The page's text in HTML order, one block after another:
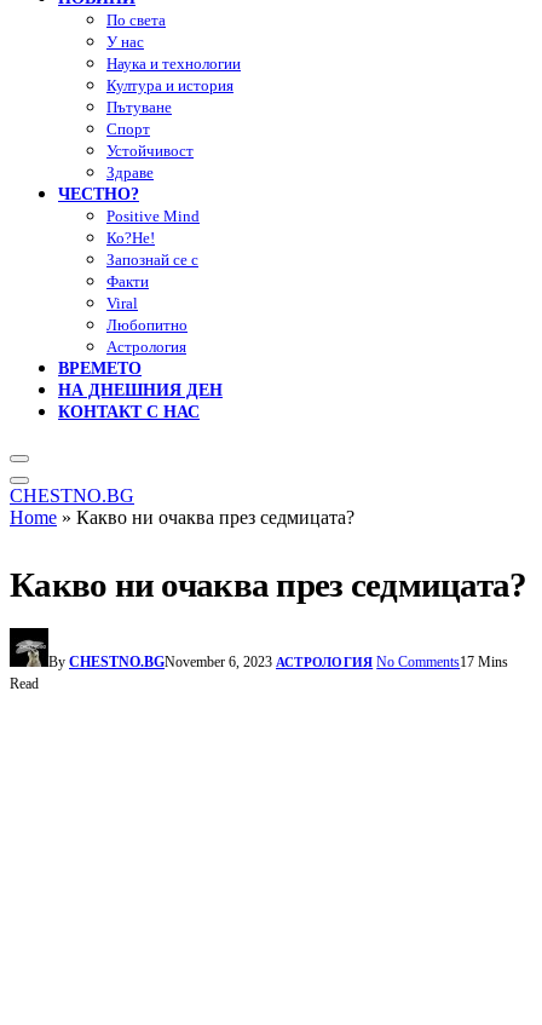
По света
У нас
Наука и технологии
Култура и история
Пътуване
Спорт
Устойчивост
Здраве
ЧЕСТНО?
Positive Mind
Ко?Не!
Запознай се с
Факти
Viral
Любопитно
Астрология
ВРЕМЕТО
НА ДНЕШНИЯ ДЕН
КОНТАКТ С НАС
CHESTNO.BG
Home » Какво ни очаква през седмицата?
Какво ни очаква през седмицата?
By CHESTNO.BGNovember 6, 2023 АСТРОЛОГИЯ No Comments17 Mins
Read